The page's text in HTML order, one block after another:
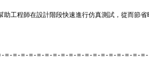
=-=-=-=-=-=-=-=-=-=-=-=-=-=-=-=-=-